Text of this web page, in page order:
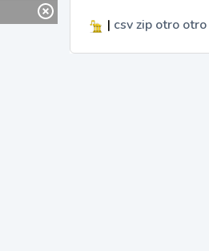
| csvzip otro otro